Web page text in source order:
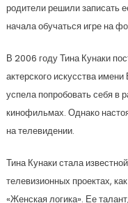
родители решили записать
начала обучаться игре на
В 2006 году Тина Кунаки
актерского искусства
успела попробовать себя в
кинофильмах. Однако
на телевидении.
Тина Кунаки стала
телевизионных проектах,
«Женская логика». Ее